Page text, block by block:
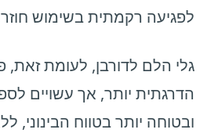
לפגיעה רקמתית בשימוש
גלי הלם לדורבן, לעומת זאת,
הדרגתית יותר, אך עשויים
ובטוחה יותר בטווח הבינוני,